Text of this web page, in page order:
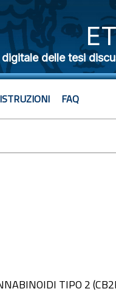
delle tesi
ISTRUZIONI FAQ
TIPO 2